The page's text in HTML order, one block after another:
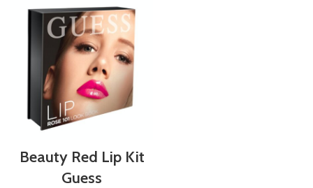
Beauty Red Lip Kit
Guess